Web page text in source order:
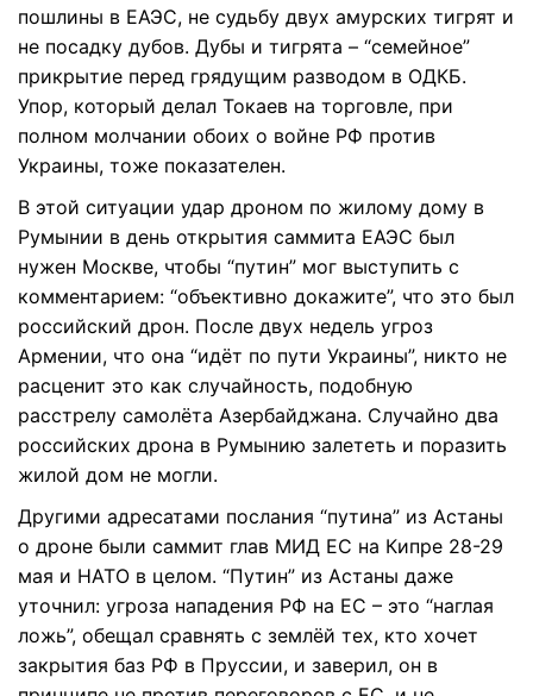
пошлины в ЕАЭС, не судьбу двух амурских тигрят и
не посадку дубов. Дубы и тигрята – “семейное”
прикрытие перед грядущим разводом в ОДКБ.
Упор, который делал Токаев на торговле, при
полном молчании обоих о войне РФ против
Украины, тоже показателен.
В этой ситуации удар дроном по жилому дому в
Румынии в день открытия саммита ЕАЭС был
нужен Москве, чтобы “путин” мог выступить с
комментарием: “объективно докажите”, что это был
российский дрон. После двух недель угроз
Армении, что она “идёт по пути Украины”, никто не
расценит это как случайность, подобную
расстрелу самолёта Азербайджана. Случайно два
российских дрона в Румынию залететь и поразить
жилой дом не могли.
Другими адресатами послания “путина” из Астаны
о дроне были саммит глав МИД ЕС на Кипре 28-29
мая и НАТО в целом. “Путин” из Астаны даже
уточнил: угроза нападения РФ на ЕС – это “наглая
ложь”, обещал сравнять с землёй тех, кто хочет
закрытия баз РФ в Пруссии, и заверил, он в